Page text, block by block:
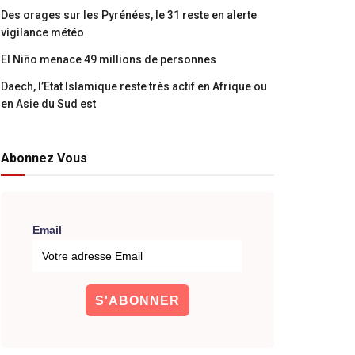
Des orages sur les Pyrénées, le 31 reste en alerte
vigilance météo
El Niño menace 49 millions de personnes
Daech, l’Etat Islamique reste très actif en Afrique ou
en Asie du Sud est
Abonnez Vous
Email